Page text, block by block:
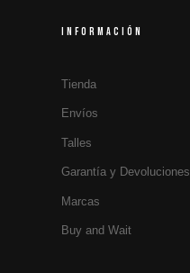
INFORMACIÓN
Tienda
Envíos
Talles
Garantía y Devoluciones
Marcas
Buy and Wait